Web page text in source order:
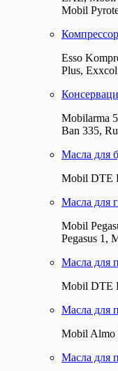
Mobil
Esso
Plus,
Mobilarma
Ban 335,
Масла для
Mobil DTE
Масла для
Mobil
Pegasus 1,
Масла для
Mobil DTE
Масла для
Mobil Almo
Масла для